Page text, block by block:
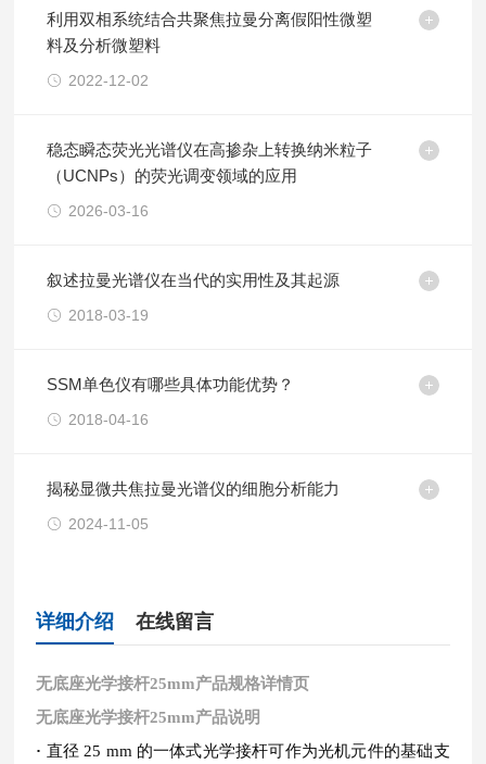
利用双相系统结合共聚焦拉曼分离假阳性微塑
料及分析微塑料
2022-12-02
稳态瞬态荧光光谱仪在高掺杂上转换纳米粒子
（UCNPs）的荧光调变领域的应用
2026-03-16
叙述拉曼光谱仪在当代的实用性及其起源
2018-03-19
SSM单色仪有哪些具体功能优势？
2018-04-16
揭秘显微共焦拉曼光谱仪的细胞分析能力
2024-11-05
详细介绍 在线留言
无底座光学接杆25mm产品规格详情页
无底座光学接杆25mm产品说明
· 直径 25 mm 的一体式光学接杆可作为光机元件的基础支